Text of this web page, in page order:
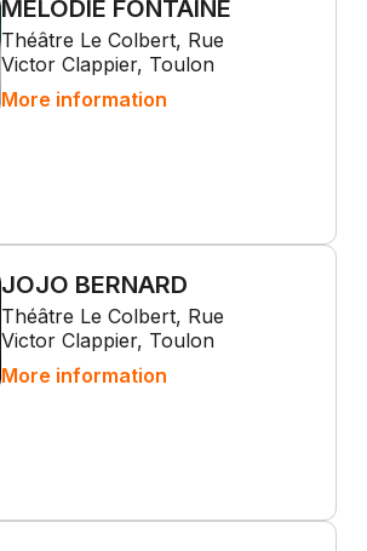
MÉLODIE FONTAINE
Théâtre Le Colbert, Rue
Victor Clappier, Toulon
More information
JOJO BERNARD
Théâtre Le Colbert, Rue
Victor Clappier, Toulon
More information